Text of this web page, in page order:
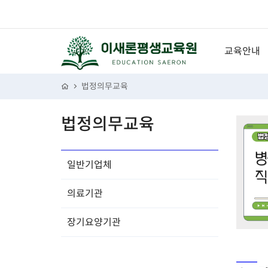
교육안내
장애인인식
괴롭힘금지
퇴직연금
신고의무자
산업안전보
법정의무교육
법정의무교육
일반기업체
의료기관
장기요양기관